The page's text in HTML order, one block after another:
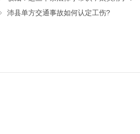
沛县单方交通事故如何认定工伤?